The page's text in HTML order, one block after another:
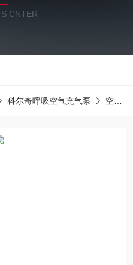
CNTER
科尔奇呼吸空气充气泵 空气压缩机